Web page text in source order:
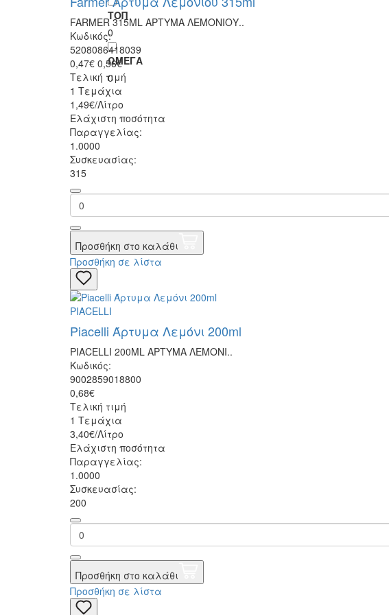
ΤΟΠ
0
ΩΜΕΓΑ
0
FARMER 315ML ΑΡΤΥΜΑ ΛΕΜΟΝΙΟΥ..
Κωδικός:
5208086418039
0,47€ 0,56€
Τελική τιμή
1 Τεμάχια
1,49€/Λίτρο
Ελάχιστη ποσότητα
Παραγγελίας:
1.0000
Συσκευασίας:
315
Προσθήκη στο καλάθι
Προσθήκη σε λίστα
PIACELLI
Piacelli Άρτυμα Λεμόνι 200ml
PIACELLI 200ML ΑΡΤΥΜΑ ΛΕΜΟΝΙ..
Κωδικός:
9002859018800
0,68€
Τελική τιμή
1 Τεμάχια
3,40€/Λίτρο
Ελάχιστη ποσότητα
Παραγγελίας:
1.0000
Συσκευασίας:
200
Προσθήκη στο καλάθι
Προσθήκη σε λίστα